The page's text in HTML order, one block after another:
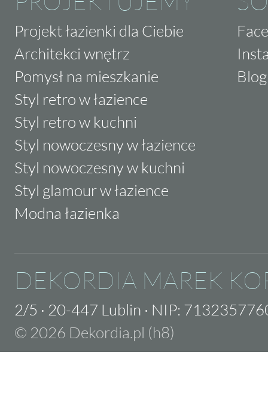
Projekt łazienki dla Ciebie
Architekci wnętrz
Pomysł na mieszkanie
Styl retro w łazience
Styl retro w kuchni
Styl nowoczesny w łazience
Styl nowoczesny w kuchni
Styl glamour w łazience
Modna łazienka
Blog
DEKORDIA MAREK
2/5 · 20-447 Lublin · NIP:
© 2026 Dekordia.pl (h8)